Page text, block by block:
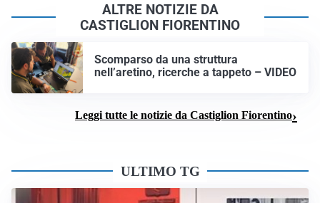
ALTRE NOTIZIE DA
CASTIGLION FIORENTINO
Scomparso da una struttura
nell’aretino, ricerche a tappeto – VIDEO
Leggi tutte le notizie da Castiglion Fiorentino
ULTIMO TG